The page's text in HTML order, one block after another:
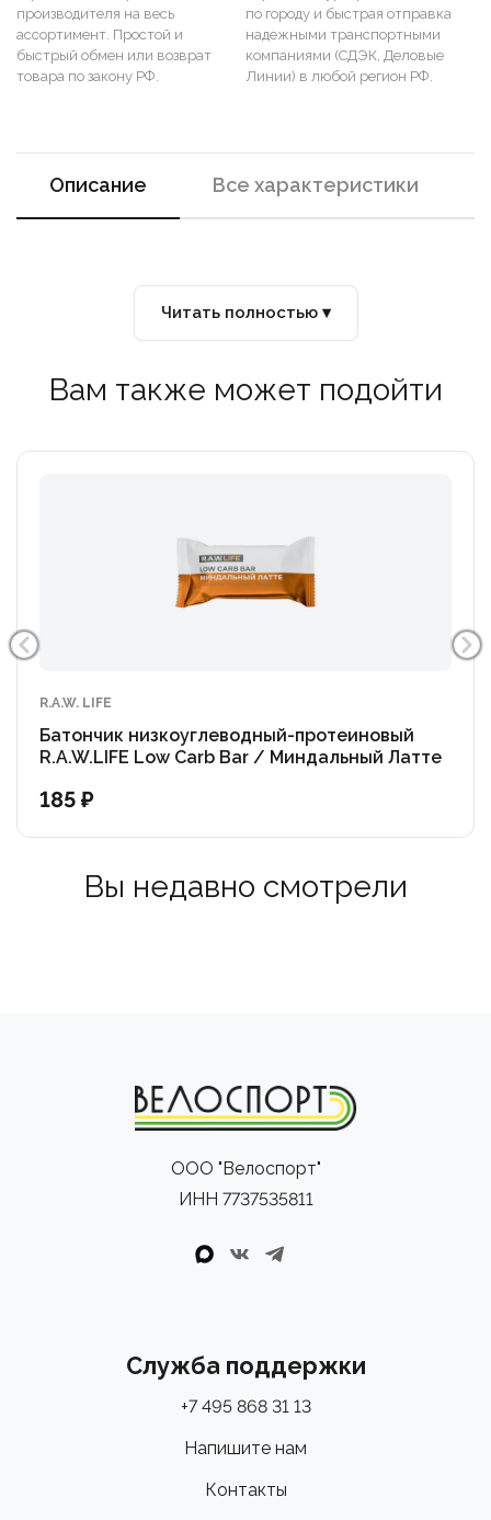
производителя на весь
ассортимент. Простой и
быстрый обмен или возврат
товара по закону РФ.
по городу и быстрая отправка
надежными транспортными
компаниями (СДЭК, Деловые
Линии) в любой регион РФ.
Описание Все характеристики
Читать полностью ▾
Вам также может подойти
R.A.W. LIFE
Батончик низкоуглеводный-протеиновый
R.A.W.LIFE Low Carb Bar / Миндальный Латте
185 ₽
Вы недавно смотрели
ООО "Велоспорт"
ИНН 7737535811
Служба поддержки
+7 495 868 31 13
Напишите нам
Контакты